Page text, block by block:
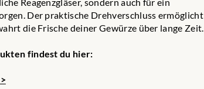
hinzugebenund
Dip.
Der praktische Drehverschluss ermöglicht
die Frische deiner Gewürze über lange Zeit.
findest du hier: